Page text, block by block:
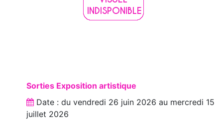
Sorties Exposition artistique
Date : du vendredi 26 juin 2026 au mercredi 15
juillet 2026